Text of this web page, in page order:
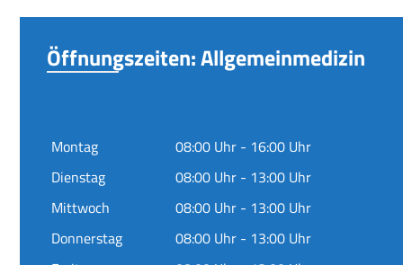
Öffnungszeiten: Allgemeinmedizin
Montag
08:00 Uhr - 16:00 Uhr
Dienstag
08:00 Uhr - 13:00 Uhr
Mittwoch
08:00 Uhr - 13:00 Uhr
Donnerstag
08:00 Uhr - 13:00 Uhr